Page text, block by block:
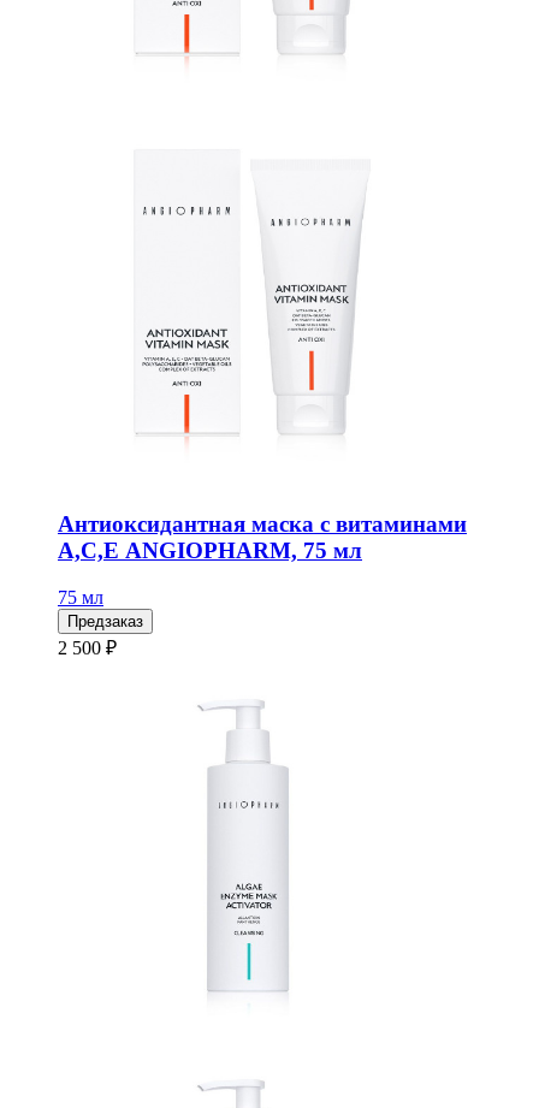
Антиоксидантная маска с витаминами
А,С,Е ANGIOPHARM, 75 мл
75 мл
Предзаказ
2 500 ₽